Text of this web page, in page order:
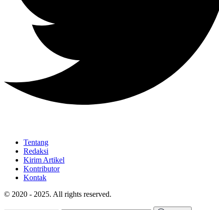
Tentang
Redaksi
Kirim Artikel
Kontributor
Kontak
© 2020 - 2025. All rights reserved.